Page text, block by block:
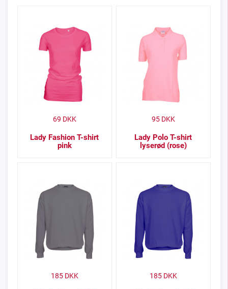
Lady Fashion T-shirt
pink
69 DKK
Lady Polo T-shirt
lyserød (rose)
95DKK
185DKK 185DKK